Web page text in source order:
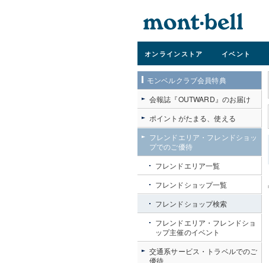
オンラインストア イベント
モンベルクラブ会員特典
会報誌『OUTWARD』のお届け
ポイントがたまる、使える
フレンドエリア・フレンドショッ
プでのご優待
フレンドエリア一覧
フレンドショップ一覧
フレンドショップ検索
フレンドエリア・フレンドショ
ップ主催のイベント
交通系サービス・トラベルでのご
優待